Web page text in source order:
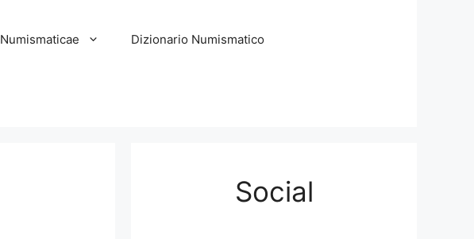
Numismaticae Dizionario Numismatico
Social